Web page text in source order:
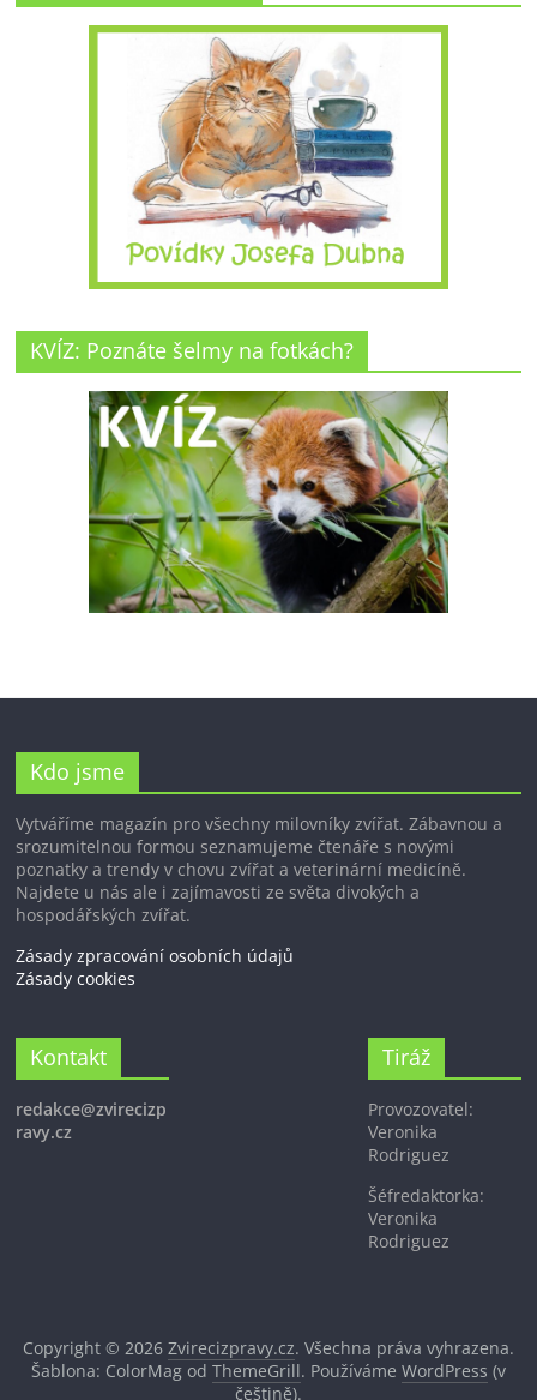
KVÍZ: Poznáte šelmy na fotkách?
Kdo jsme
Vytváříme magazín pro všechny milovníky zvířat. Zábavnou a
srozumitelnou formou seznamujeme čtenáře s novými
poznatky a trendy v chovu zvířat a veterinární medicíně.
Najdete u nás ale i zajímavosti ze světa divokých a
hospodářských zvířat.
Zásady zpracování osobních údajů
Zásady cookies
Kontakt
redakce@zvirecizp
ravy.cz
Tiráž
Provozovatel:
Veronika
Rodriguez
Šéfredaktorka:
Veronika
Rodriguez
Copyright © 2026 Zvirecizpravy.cz. Všechna práva vyhrazena.
Šablona: ColorMag od ThemeGrill. Používáme WordPress (v
češtině).